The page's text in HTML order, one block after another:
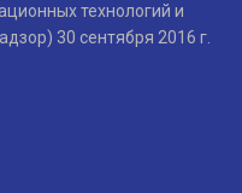
технологий и
30 сентября 2016 г.